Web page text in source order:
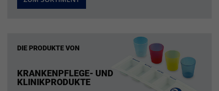
DIE PRODUKTE VON
KRANKENPFLEGE- UND
KLINIKPRODUKTE